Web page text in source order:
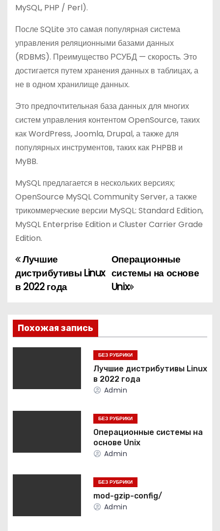
MySQL, PHP / Perl).
После SQLite это самая популярная система
управления реляционными базами данных
(RDBMS). Преимущество РСУБД — скорость. Это
достигается путем хранения данных в таблицах, а
не в одном хранилище данных.
Это предпочтительная база данных для многих
систем управления контентом OpenSource, таких
как WordPress, Joomla, Drupal, а также для
популярных инструментов, таких как PHPBB и
MyBB.
MySQL предлагается в нескольких версиях;
OpenSource MySQL Community Server, а также
трикоммерческие версии MySQL: Standard Edition,
MySQL Enterprise Edition и Cluster Carrier Grade
Edition.
Н
а
и
г
ц
и
п
о
а
Операционные
системы на основе
Unix
Лучшие
дистрибутивы Linux
в 2022 года
Похожая запись
БЕЗ РУБРИКИ
Лучшие дистрибутивы Linux
в 2022 года
Admin
БЕЗ РУБРИКИ
Операционные системы на
основе Unix
Admin
БЕЗ РУБРИКИ
mod-gzip-config/
Admin